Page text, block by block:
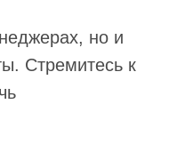
но и
Стремитесь к